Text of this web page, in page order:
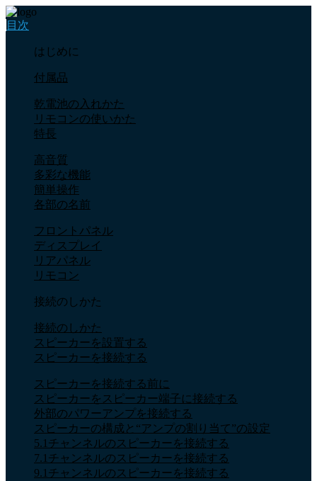
目次
はじめに
付属品
乾電池の入れかた
リモコンの使いかた
特長
高音質
多彩な機能
簡単操作
各部の名前
フロントパネル
ディスプレイ
リアパネル
リモコン
接続のしかた
接続のしかた
スピーカーを設置する
スピーカーを接続する
スピーカーを接続する前に
スピーカーをスピーカー端子に接続する
外部のパワーアンプを接続する
スピーカーの構成と“アンプの割り当て”の設定
5.1チャンネルのスピーカーを接続する
7.1チャンネルのスピーカーを接続する
9.1チャンネルのスピーカーを接続する